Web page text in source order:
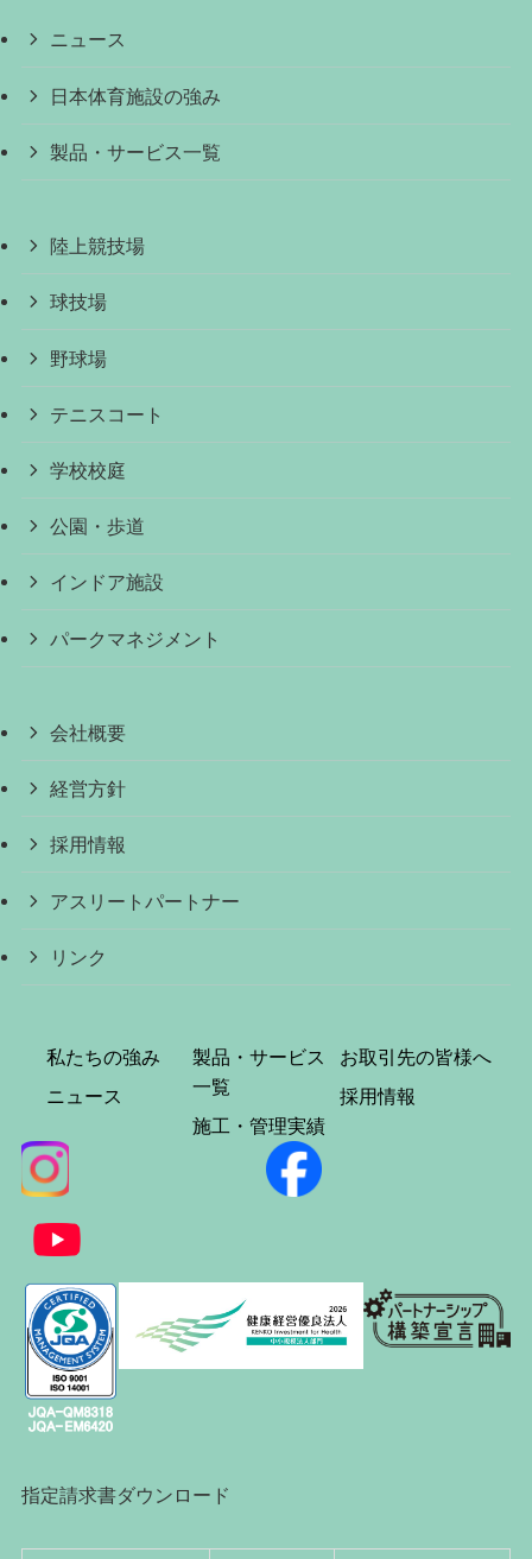
ニュース
日本体育施設の強み
製品・サービス一覧
陸上競技場
球技場
野球場
テニスコート
学校校庭
公園・歩道
インドア施設
パークマネジメント
会社概要
経営方針
採用情報
アスリートパートナー
リンク
私たちの強み
ニュース
製品・サービス
一覧
施工・管理実績
お取引先の皆様へ
採用情報
指定請求書ダウンロード